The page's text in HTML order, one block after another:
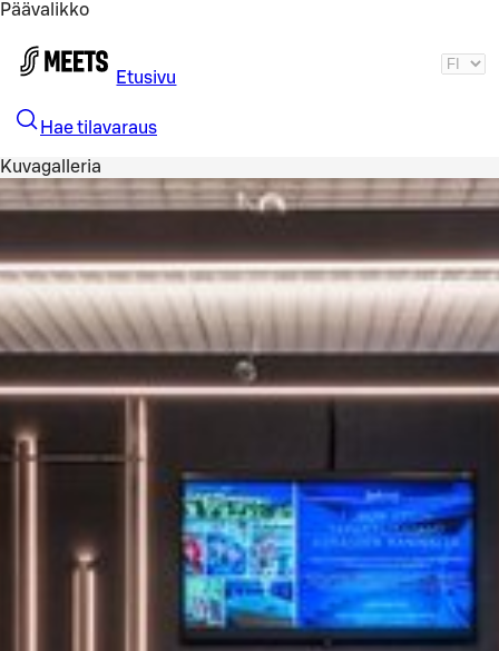
Päävalikko
Etusivu
Hae tilavaraus
Kuvagalleria